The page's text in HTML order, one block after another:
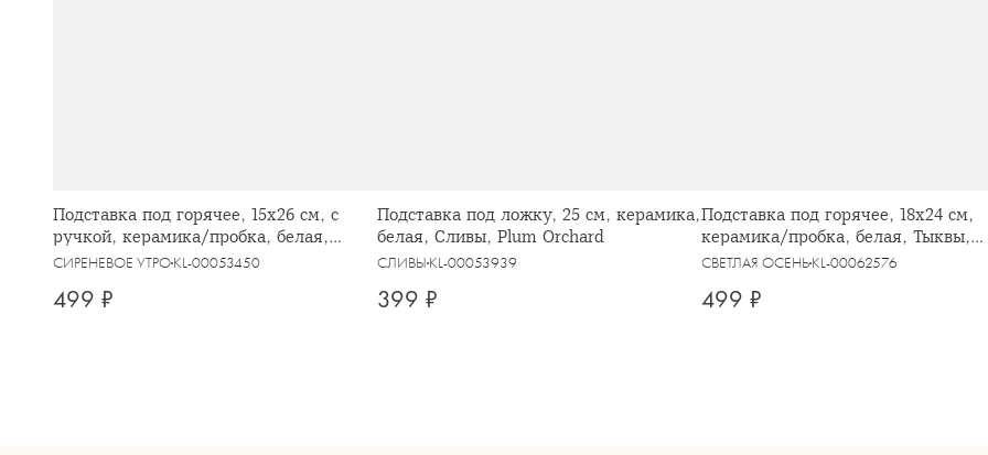
Подставка под горячее, 15x26 см, с
ручкой, керамика/пробка, белая,
Сирень, Meadow
СИРЕНЕВОЕ УТРОKL-00053450
499 ₽
Подставка под ложку, 25 см, керамика,
белая, Сливы, Plum Orchard
СЛИВЫ KL-00053939
399 ₽
Подставка под горячее, 18x24 см,
керамика/пробка, белая, Тыквы,
Pumpkin harvest
СВЕТЛАЯ ОСЕНЬKL-00062576
499 ₽